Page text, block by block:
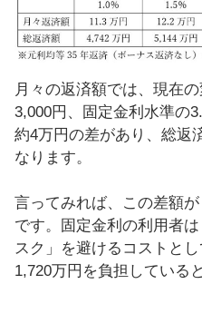
月々の返済額では、現在
3,000円、固定金利水準の
約4万円の差があり、総返
なります。
言ってみれば、この差額
です。固定金利の利用者
スク」を避けるコストと
1,720万円を負担している